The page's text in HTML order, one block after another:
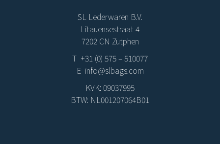
SL Lederwaren B.V.
Litauensestraat 4
7202 CN Zutphen
T +31 (0) 575 – 510077
E info@slbags.com
KVK: 09037995
BTW: NL001207064B01